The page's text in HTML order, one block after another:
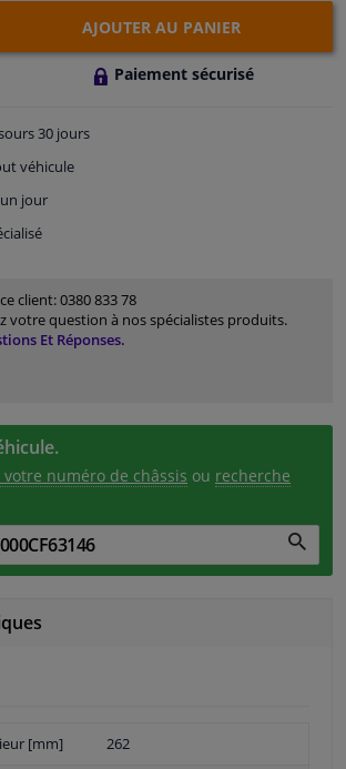
AJOUTER AU PANIER
Paiement sécurisé
30 jours
véhicule
jour
client:0380 833 78
votre question à nos spécialistes produits.
Et Réponses.
votre numéro de châssis ou recherche
[mm] 262